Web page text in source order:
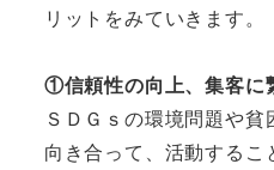
リットをみていきます。
①信頼性の向上、集客に
ＳＤＧｓの環境問題や
向き合って、活動する